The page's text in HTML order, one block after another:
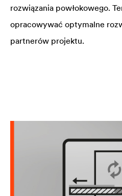
rozwiązania powłokowego.
opracowywać optymalne
partnerów projektu.